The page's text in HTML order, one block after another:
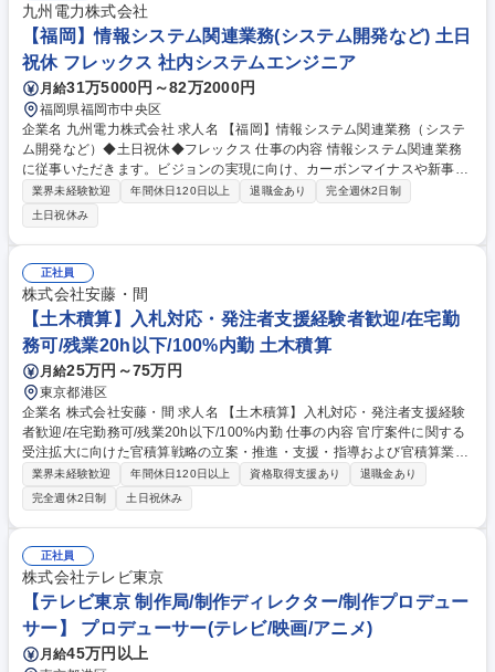
多くのイベントや顧客を獲得する姿勢も求められます。数字への意識を持
ち、成果にこだわれる方を歓迎します。【具体的には】仕入れ営業/販促企
画立案/受注後運営/新規ビジネスの提案/プロモーション効果や販売状況の
取りまとめ・報告/社内の各部署へ業務依頼/調整業務/現場立会い 等 募集職
種 【東京】「ローチケ」企画営業/スポーツ・演劇・映画などのエンタメ
好き歓迎◎
九州電力株式会社
【福岡】情報システム関連業務(システム開発など) 土日
祝休 フレックス 社内システムエンジニア
月給31万5000円～82万2000円
福岡県福岡市中央区
企業名 九州電力株式会社 求人名 【福岡】情報システム関連業務（システ
ム開発など）◆土日祝休◆フレックス 仕事の内容 情報システム関連業務
に従事いただきます。ビジョンの実現に向け、カーボンマイナスや新事業
への進出など、私たちと共に新たなフィールドへ挑戦していただける仲間
を歓迎します。 ・システム開発計画策定および企画 ・大規模システム開
発プロジェクトの推進 ・IT戦略、ガバナンスに関する業務 ■変更の範囲：
会社の定める業務 募集職種 【福岡】情報システム関連業務（システム開
発など）◆土日祝休◆フレックス
業界未経験歓迎 年間休日120日以上 退職金あり
完全週休2日制
土日祝休み
正社員
株式会社安藤・間
【土木積算】入札対応・発注者支援経験者歓迎/在宅勤
務可/残業20h以下/100%内勤 土木積算
月給25万円～75万円
東京都港区
企業名 株式会社安藤・間 求人名 【土木積算】入札対応・発注者支援経験
者歓迎/在宅勤務可/残業20h以下/100%内勤 仕事の内容 官庁案件に関する
受注拡大に向けた官積算戦略の立案・推進・支援・指導および官積算業務
を実施していただきます【案件詳細】ダム、トンネル、道路、都市土木
(シールド工法等)、上下水処理場、造成、震災復興支援等 (1)対象案件の官
積算業務および各支店に対する指導・支援(2)発注者毎の官積算に関する営
業情報の収集・整理・分析と、これに係る営業部門への営業支援(3)官庁案
件に関する見積・入札査定の審査(官積算額の確認および建設本部との協
議)(4)各支店の設計変更案件に対する官積算支援・指導(5)官積算業務に係
る技術者の育成・指導(6)官積算資料（工種別、企業者別）の収集、分析、
作成、補完 募集職種 【土木積算】入札対応・発注者支援経験者歓迎/在宅
勤務可/残業20h以下/100%内勤
業界未経験歓迎 年間休日120日以上 資格取得支援あり
退職金あり
完全週休2日制
土日祝休み
正社員
株式会社テレビ東京
【テレビ東京 制作局/制作ディレクター/制作プロデュー
サー】 プロデューサー(テレビ/映画/アニメ)
月給45万円以上